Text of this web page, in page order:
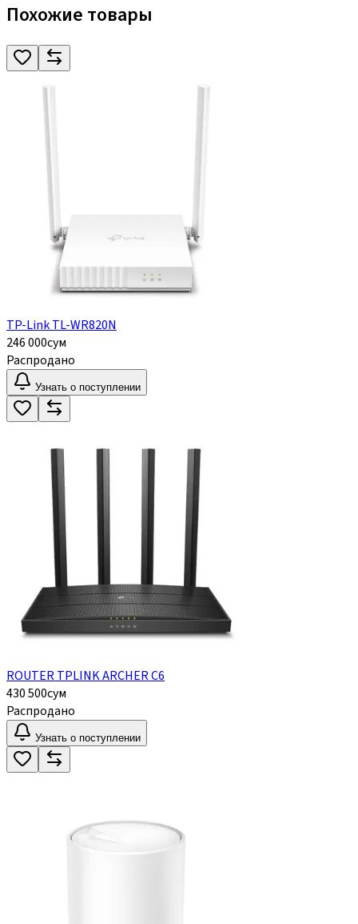
Похожие товары
TP-Link TL-WR820N
246 000сум
Распродано
Узнать о поступлении
ROUTER TPLINK ARCHER C6
430 500сум
Распродано
Узнать о поступлении